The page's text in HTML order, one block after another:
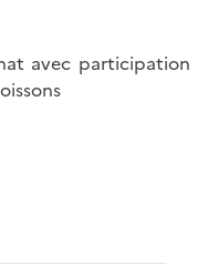
avec participation